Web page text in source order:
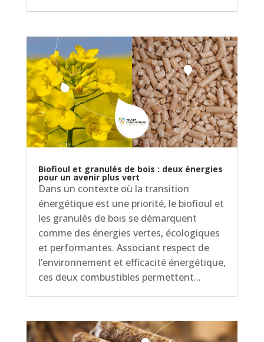
Biofioul et granulés de bois : deux énergies
pour un avenir plus vert
Dans un contexte où la transition
énergétique est une priorité, le biofioul et
les granulés de bois se démarquent
comme des énergies vertes, écologiques
et performantes. Associant respect de
l’environnement et efficacité énergétique,
ces deux combustibles permettent...